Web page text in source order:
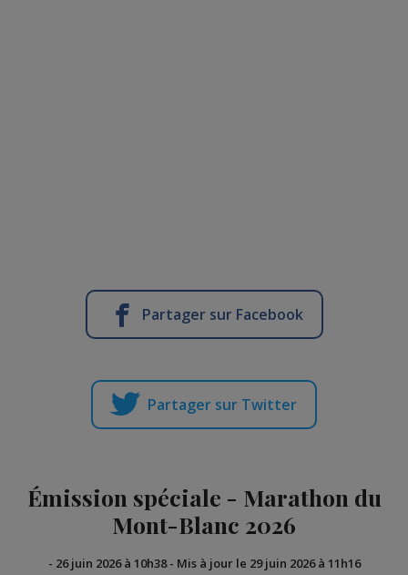
Partager sur Facebook
Partager sur Twitter
Émission spéciale - Marathon du
Mont-Blanc 2026
- 26 juin 2026 à 10h38- Mis à jour le 29 juin 2026 à 11h16